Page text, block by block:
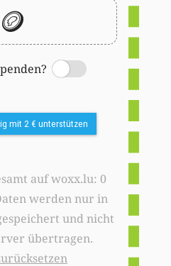
🪙
Switch
mit 2 € unterstützen
auf woxx.lu: 0
werden nur in
und nicht
übertragen.